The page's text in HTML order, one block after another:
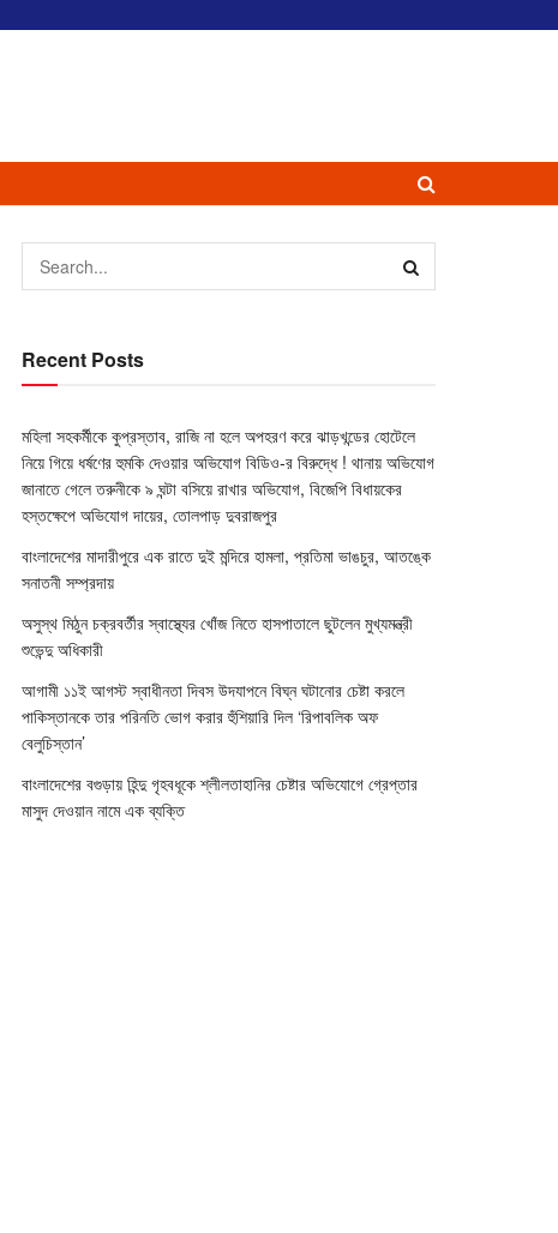
Recent Posts
মহিলা সহকর্মীকে কুপ্রস্তাব, রাজি না হলে অপহরণ করে ঝাড়খন্ডের হোটেলে
নিয়ে গিয়ে ধর্ষণের হুমকি দেওয়ার অভিযোগ বিডিও-র বিরুদ্ধে ! থানায় অভিযোগ
জানাতে গেলে তরুনীকে ৯ ঘন্টা বসিয়ে রাখার অভিযোগ, বিজেপি বিধায়কের
হস্তক্ষেপে অভিযোগ দায়ের, তোলপাড় দুবরাজপুর
বাংলাদেশের মাদারীপুরে এক রাতে দুই মন্দিরে হামলা, প্রতিমা ভাঙচুর, আতঙ্কে
সনাতনী সম্প্রদায়
অসুস্থ মিঠুন চক্রবর্তীর স্বাস্থ্যের খোঁজ নিতে হাসপাতালে ছুটলেন মুখ্যমন্ত্রী
শুভেন্দু অধিকারী
আগামী ১১ই আগস্ট স্বাধীনতা দিবস উদযাপনে বিঘ্ন ঘটানোর চেষ্টা করলে
পাকিস্তানকে তার পরিনতি ভোগ করার হুঁশিয়ারি দিল ‘রিপাবলিক অফ
বেলুচিস্তান’
বাংলাদেশের বগুড়ায় হিন্দু গৃহবধূকে শ্লীলতাহানির চেষ্টার অভিযোগে গ্রেপ্তার
মাসুদ দেওয়ান নামে এক ব্যক্তি